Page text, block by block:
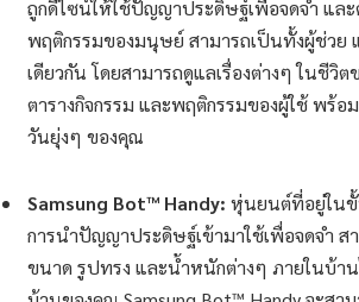
ถูกดีไซน์ให้ใช้ปัญญาประดิษฐ์เพื่อจดจำ แล
พฤติกรรมของมนุษย์ สามารถเป็นทั้งผู้ช่วย
เดียวกัน โดยสามารถดูแลเรื่องต่างๆ ในชีวิต
ตารางกิจกรรม และพฤติกรรมของผู้ใช้ พร้อ
วันยุ่งๆ ของคุณ
Samsung Bot™ Handy: หุ่นยนต์ที่อยู่ใน
การนำปัญญาประดิษฐ์เข้ามาใช้เพื่อจดจำ ส
ขนาด รูปทรง และน้ำหนักต่างๆ ภายในบ้า